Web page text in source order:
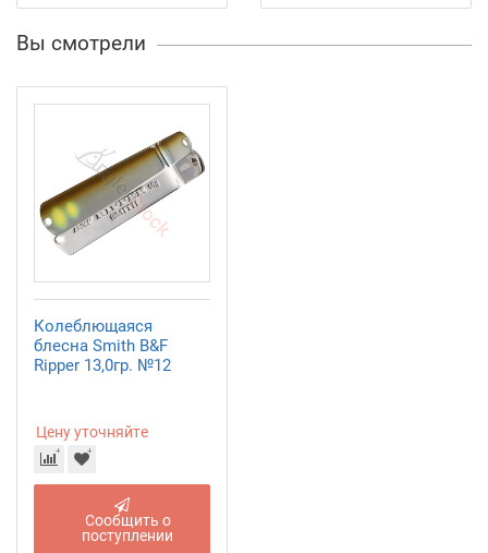
Вы смотрели
Колеблющаяся
блесна Smith B&F
Ripper 13,0гр. №12
Цену уточняйте
Сообщить о
поступлении